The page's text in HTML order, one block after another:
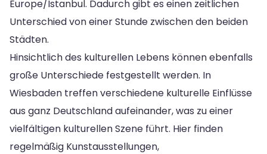
Europe/Istanbul. Dadurch gibt es einen zeitlichen
Unterschied von einer Stunde zwischen den beiden
Städten.
Hinsichtlich des kulturellen Lebens können ebenfalls
große Unterschiede festgestellt werden. In
Wiesbaden treffen verschiedene kulturelle Einflüsse
aus ganz Deutschland aufeinander, was zu einer
vielfältigen kulturellen Szene führt. Hier finden
regelmäßig Kunstausstellungen,